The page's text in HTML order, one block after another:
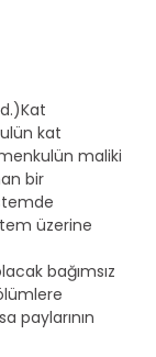
kat
maliki
bir
üzerine
bağımsız
paylarının